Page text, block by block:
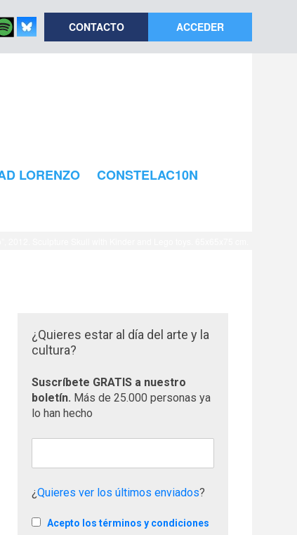
CONTACTO ACCEDER
LORENZO
CONSTELAC10N
¿Quieres estar al día del arte y la
cultura?
Suscríbete GRATIS a nuestro
boletín. Más de 25.000 personas ya
lo han hecho
¿Quieres ver los últimos enviados?
Acepto los términos y condiciones